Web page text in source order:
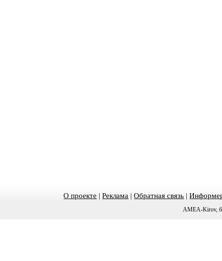
О проекте |Реклама |Обратная связь |
AMEA-Kirov,